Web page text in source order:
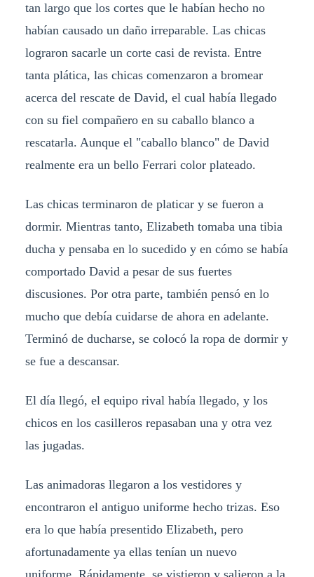
tan largo que los cortes que le habían hecho no
habían causado un daño irreparable. Las chicas
lograron sacarle un corte casi de revista. Entre
tanta plática, las chicas comenzaron a bromear
acerca del rescate de David, el cual había llegado
con su fiel compañero en su caballo blanco a
rescatarla. Aunque el "caballo blanco" de David
realmente era un bello Ferrari color plateado.
Las chicas terminaron de platicar y se fueron a
dormir. Mientras tanto, Elizabeth tomaba una tibia
ducha y pensaba en lo sucedido y en cómo se había
comportado David a pesar de sus fuertes
discusiones. Por otra parte, también pensó en lo
mucho que debía cuidarse de ahora en adelante.
Terminó de ducharse, se colocó la ropa de dormir y
se fue a descansar.
El día llegó, el equipo rival había llegado, y los
chicos en los casilleros repasaban una y otra vez
las jugadas.
Las animadoras llegaron a los vestidores y
encontraron el antiguo uniforme hecho trizas. Eso
era lo que había presentido Elizabeth, pero
afortunadamente ya ellas tenían un nuevo
uniforme. Rápidamente, se vistieron y salieron a la